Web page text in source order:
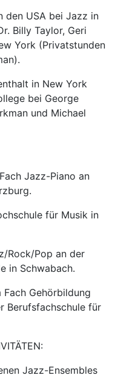
den USA bei Jazz in
Billy Taylor, Geri
York (Privatstunden
in New York
bei George
und Michael
Jazz-Piano an
für Musik in
Rock/Pop an der
in Schwabach.
Gehörbildung
Berufsfachschule für
Jazz-Ensembles